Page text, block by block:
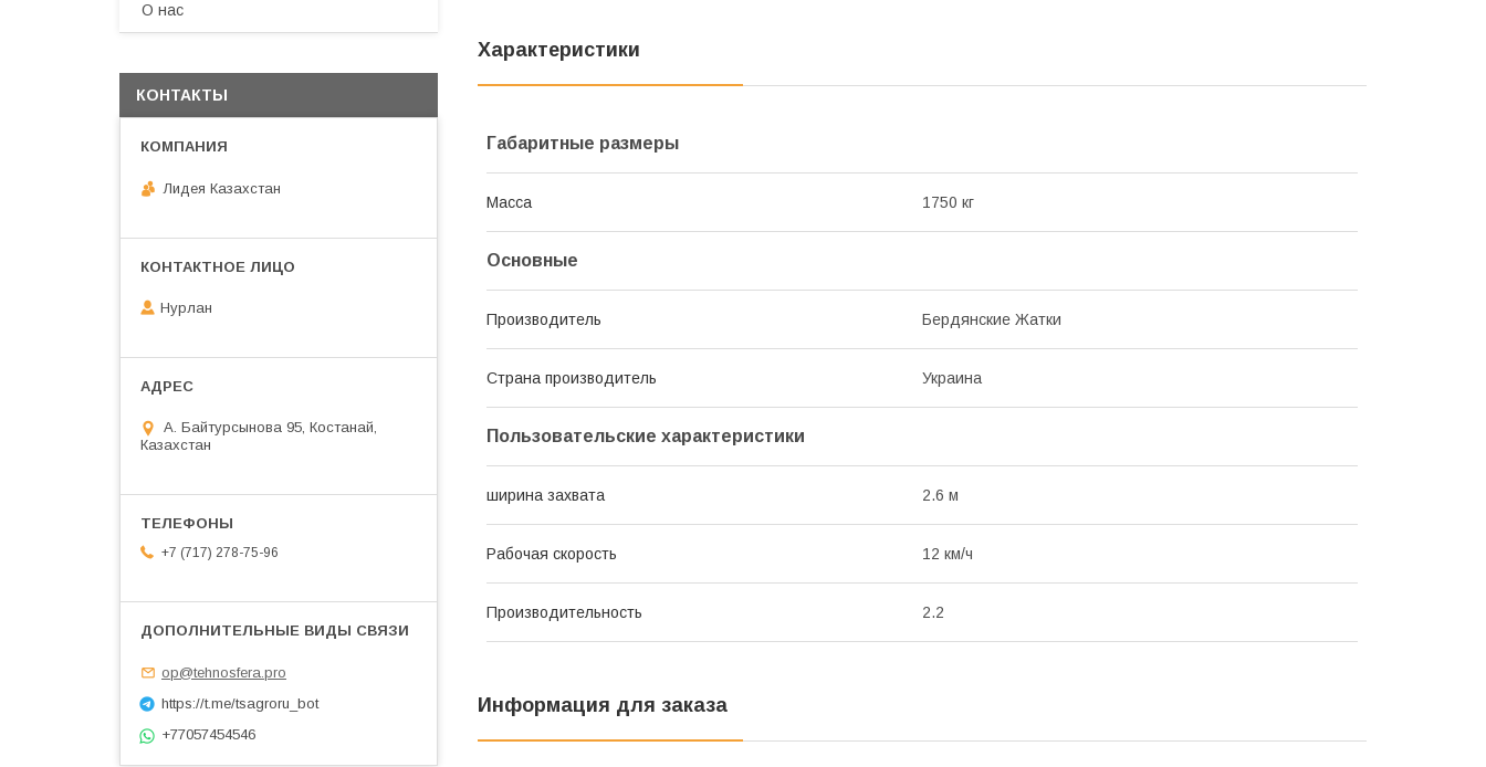
Характеристики
Габаритные размеры
Масса 1750 кг
Основные
Производитель Бердянские Жатки
Страна производитель Украина
Пользовательские характеристики
ширина захвата 2.6 м
Рабочая скорость 12 км/ч
Производительность 2.2
Информация для заказа
О нас
КОНТАКТЫ
Лидея Казахстан
Нурлан
А. Байтурсынова 95, Костанай,
Казахстан
+7 (717) 278-75-96
op@tehnosfera.pro
https://t.me/tsagroru_bot
+77057454546